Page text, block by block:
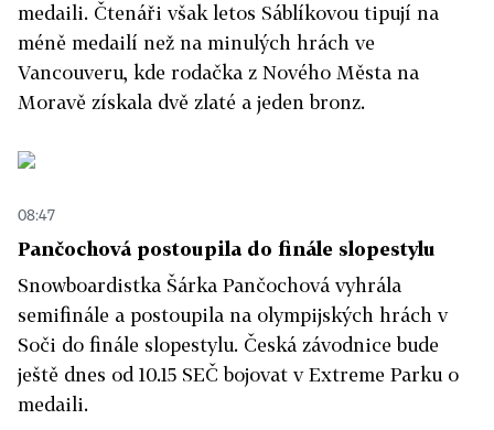
medaili. Čtenáři však letos Sáblíkovou tipují na
méně medailí než na minulých hrách ve
Vancouveru, kde rodačka z Nového Města na
Moravě získala dvě zlaté a jeden bronz.
08:47
Pančochová postoupila do finále slopestylu
Snowboardistka Šárka Pančochová vyhrála
semifinále a postoupila na olympijských hrách v
Soči do finále slopestylu. Česká závodnice bude
ještě dnes od 10.15 SEČ bojovat v Extreme Parku o
medaili.